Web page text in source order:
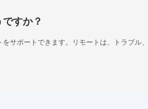
すか？
サポートできます。リモートは、トラブ